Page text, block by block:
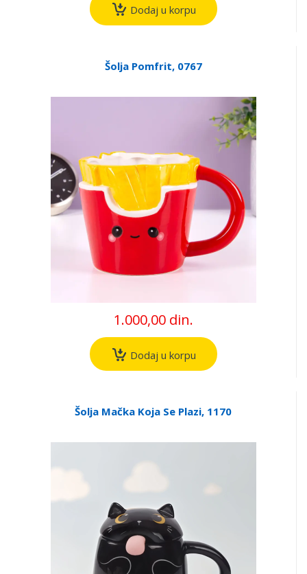
Dodaj u korpu
Šolja Pomfrit, 0767
1.000,00 din.
Dodaj u korpu
Šolja Mačka Koja Se Plazi, 1170